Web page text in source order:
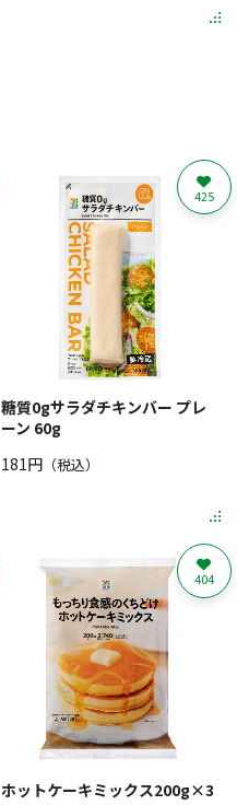
糖質0gサラダチキンバー プレ
ーン 60g
181円（税込）
425
ホットケーキミックス200g×3
404